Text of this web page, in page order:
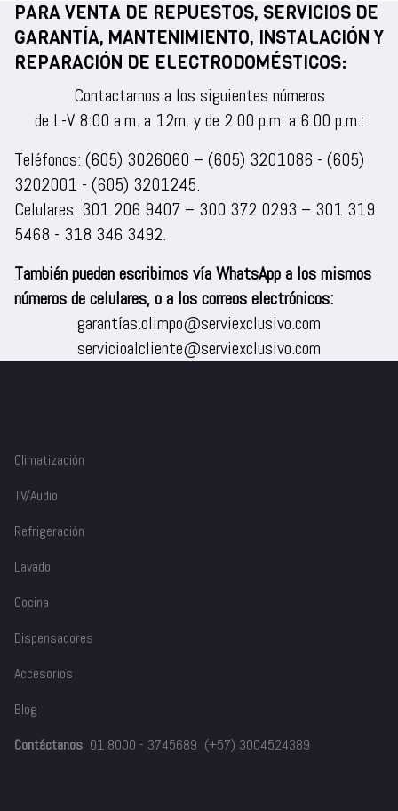
PARA VENTA DE REPUESTOS, SERVICIOS DE
GARANTÍA, MANTENIMIENTO, INSTALACIÓN Y
REPARACIÓN DE ELECTRODOMÉSTICOS:
Contactarnos a los siguientes números
de L-V 8:00 a.m. a 12m. y de 2:00 p.m. a 6:00 p.m.:
Teléfonos: (605) 3026060 – (605) 3201086 - (605)
3202001 - (605) 3201245.
Celulares: 301 206 9407 – 300 372 0293 – 301 319
5468 - 318 346 3492.
También pueden escribirnos vía WhatsApp a los mismos
números de celulares, o a los correos electrónicos:
garantías.olimpo@serviexclusivo.com
servicioalcliente@serviexclusivo.com
Climatización
TV/Audio
Refrigeración
Lavado
Cocina
Dispensadores
Accesorios
Blog
Contáctanos 01 8000 - 3745689 (+57) 3004524389